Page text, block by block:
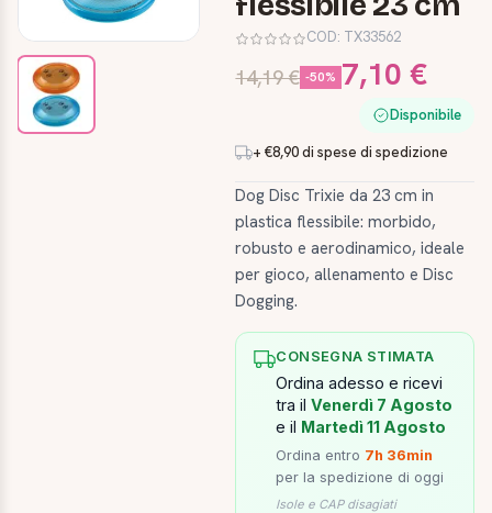
COD: TX33562
14,19 € -50% 7,10 €
Disponibile
+ €8,90 di spese di spedizione
Dog Disc Trixie da 23 cm in
plastica flessibile: morbido,
robusto e aerodinamico, ideale
per gioco, allenamento e Disc
Dogging.
CONSEGNA STIMATA
Ordina adesso e ricevi
tra ilVenerdì 7 Agosto
e il Martedì 11 Agosto
Ordina entro 7h 36min
per la spedizione di oggi
Isole e CAP disagiati